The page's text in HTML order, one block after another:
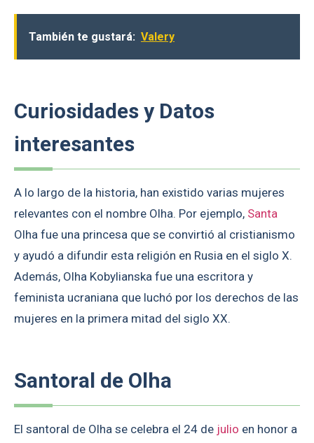
También te gustará: Valery
Curiosidades y Datos
interesantes
A lo largo de la historia, han existido varias mujeres
relevantes con el nombre Olha. Por ejemplo, Santa
Olha fue una princesa que se convirtió al cristianismo
y ayudó a difundir esta religión en Rusia en el siglo X.
Además, Olha Kobylianska fue una escritora y
feminista ucraniana que luchó por los derechos de las
mujeres en la primera mitad del siglo XX.
Santoral de Olha
El santoral de Olha se celebra el 24 de julio en honor a